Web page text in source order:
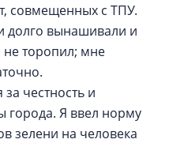
совмещенных с ТПУ.
долго вынашивали и
не торопил; мне
честность и
города. Я ввел норму
зелени на человека